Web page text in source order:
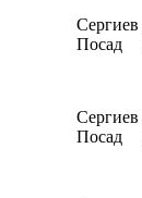
Сергиев
Посад
Сергиев
Посад